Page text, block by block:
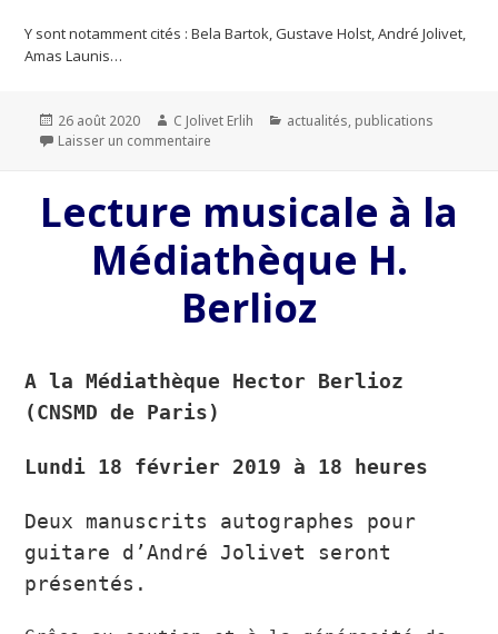
Y sont notamment cités : Bela Bartok, Gustave Holst, André Jolivet,
Amas Launis…
Publié
le
26 août 2020 Auteur
C Jolivet Erlih Catégories
actualités, publications
Laisser un commentaire
Lecture musicale à la
Médiathèque H.
Berlioz
A la Médiathèque Hector Berlioz
(CNSMD de Paris)
Lundi 18 février 2019 à 18 heures
Deux manuscrits autographes pour
guitare d’André Jolivet seront
présentés.